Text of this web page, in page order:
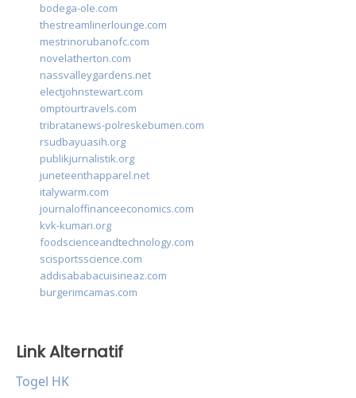
bodega-ole.com
thestreamlinerlounge.com
mestrinorubanofc.com
novelatherton.com
nassvalleygardens.net
electjohnstewart.com
omptourtravels.com
tribratanews-polreskebumen.com
rsudbayuasih.org
publikjurnalistik.org
juneteenthapparel.net
italywarm.com
journaloffinanceeconomics.com
kvk-kumari.org
foodscienceandtechnology.com
scisportsscience.com
addisababacuisineaz.com
burgerimcamas.com
Link Alternatif
Togel HK